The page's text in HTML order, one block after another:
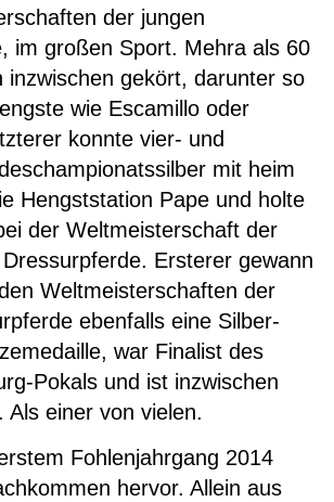
der jungen
im großen Sport. Mehra als 60
inzwischen gekört, darunter so
wie Escamillo oder
konnte vier- und
mit heim
Hengststation Pape und holte
der Weltmeisterschaft der
Ersterer gewann
Weltmeisterschaften der
ebenfalls eine Silber-
war Finalist des
Pokals und ist inzwischen
Als einer von vielen.
Fohlenjahrgang 2014
hervor. Allein aus